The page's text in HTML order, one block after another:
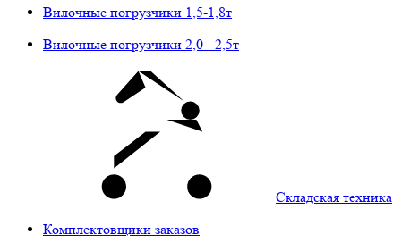
Вилочные погрузчики 1,5-1,8т
Вилочные погрузчики 2,0 - 2,5т
Складская техника
Комплектовщики заказов